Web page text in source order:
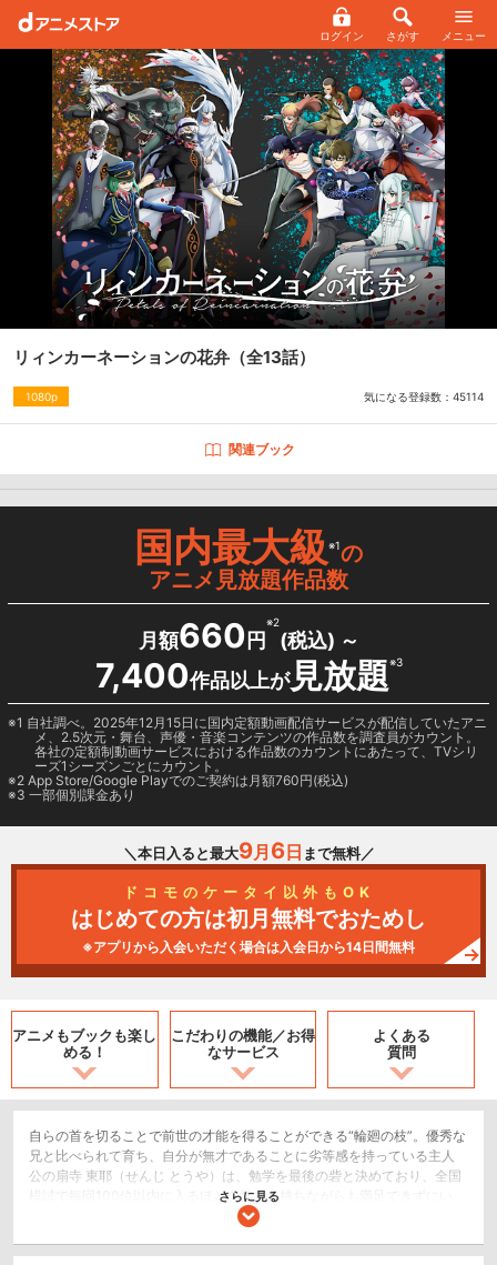
ログイン さがす メニュー
リィンカーネーションの花弁 （全13話）
1080p 気になる登録数： 45114
関連ブック
国内最大級※1の
アニメ見放題作品数
月額660 円
※2
(税込) ～
7,400作品以上が見放題※3
1 自社調べ。2025年12月15日に国内定額動画配信サービスが配信していたアニ
メ、2.5次元・舞台、声優・音楽コンテンツの作品数を調査員がカウント。
各社の定額制動画サービスにおける作品数のカウントにあたって、TVシリ
ーズ1シーズンごとにカウント。
2 App Store/Google Playでのご契約は月額760円(税込)
3 一部個別課金あり
＼本日入ると最大9月 6日 まで無料／
ドコモのケータイ以外もOK
はじめての方は初月無料でおためし
※アプリから入会いただく場合は入会日から14日間無料
アニメもブックも楽し
める！
こだわりの機能／お得
なサービス
よくある
質問
自らの首を切ることで前世の才能を得ることができる“輪廻の枝”。優秀な
兄と比べられて育ち、自分が無才であることに劣等感を持っている主人
公の扇寺 東耶（せんじ とうや）は、勉学を最後の砦と決めており、全国
模試で毎回100位以内に入るほどの学力を持ちながらも満足できずにい
る。そんなある日、クラスメイトであり“輪廻の枝”にて前世の才能を得た
う場面に遭遇してしまう。
さらに見る